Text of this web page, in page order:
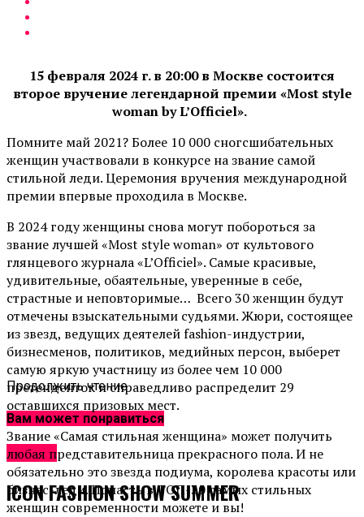
15 февраля 2024 г. в 20:00 в Москве состоится
второе вручение легендарной премии «Most style
woman by L’Оfficiel».
Помните май 2021? Более 10 000 сногсшибательных
женщин участвовали в конкурсе на звание самой
стильной леди. Церемония вручения международной
премии впервые проходила в Москве.
В 2024 году женщины снова могут побороться за
звание лучшей «Most stylewoman» от культового
глянцевого журнала «L’Officiel». Самые красивые,
удивительные, обаятельные, уверенные в себе,
страстные и неповторимые… Всего 30 женщин будут
отмечены взыскательными судьями. Жюри, состоящее
из звезд, ведущих деятелей fashion-индустрии,
бизнесменов, политиков, медийных персон, выберет
самую яркую участницу из более чем 10 000
претенденток и справедливо распределит 29
оставшихся призовых мест.
Звание «Самая стильная женщина» может получить
любая представительница прекрасного пола. И не
обязательно это звезда подиума, королева красоты или
бизнес-леди. Попасть в ТОП-30 самых стильных
женщин современности можете и вы!
Продолжить чтение
Вам может понравиться
Афиша
ICON FASHION SHOW SUMMER